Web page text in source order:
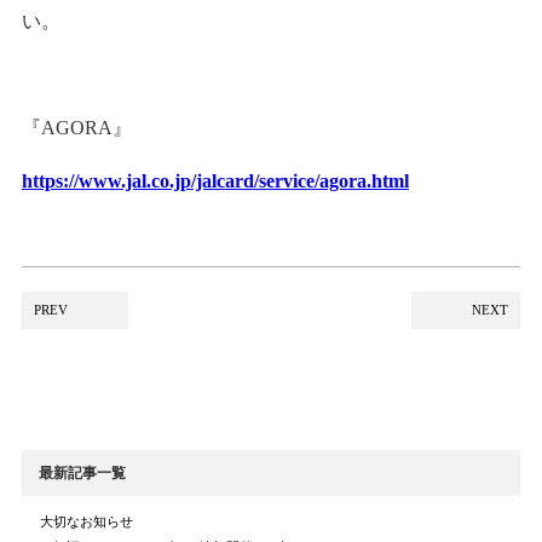
い。
『AGORA』
https://www.jal.co.jp/jalcard/service/agora.html
PREV NEXT
最新記事一覧
大切なお知らせ